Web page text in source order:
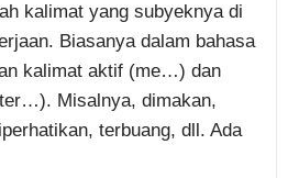
kalimat yang subyeknya di
Biasanya dalam bahasa
kalimat aktif (me…) dan
Misalnya, dimakan,
terbuang, dll. Ada